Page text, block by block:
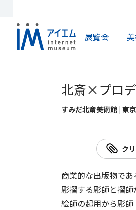
展覧会
北斎×プロ
すみだ北斎美術館 | 東
ク
商業的な出版物で
彫摺する彫師と摺師
絵師の起用から彫